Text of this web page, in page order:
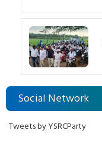
Social Network
Tweets by YSRCParty